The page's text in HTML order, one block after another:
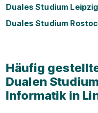
Duales Studium Leipzig
Duales Studium
Häufig
Dualen
Informatik in